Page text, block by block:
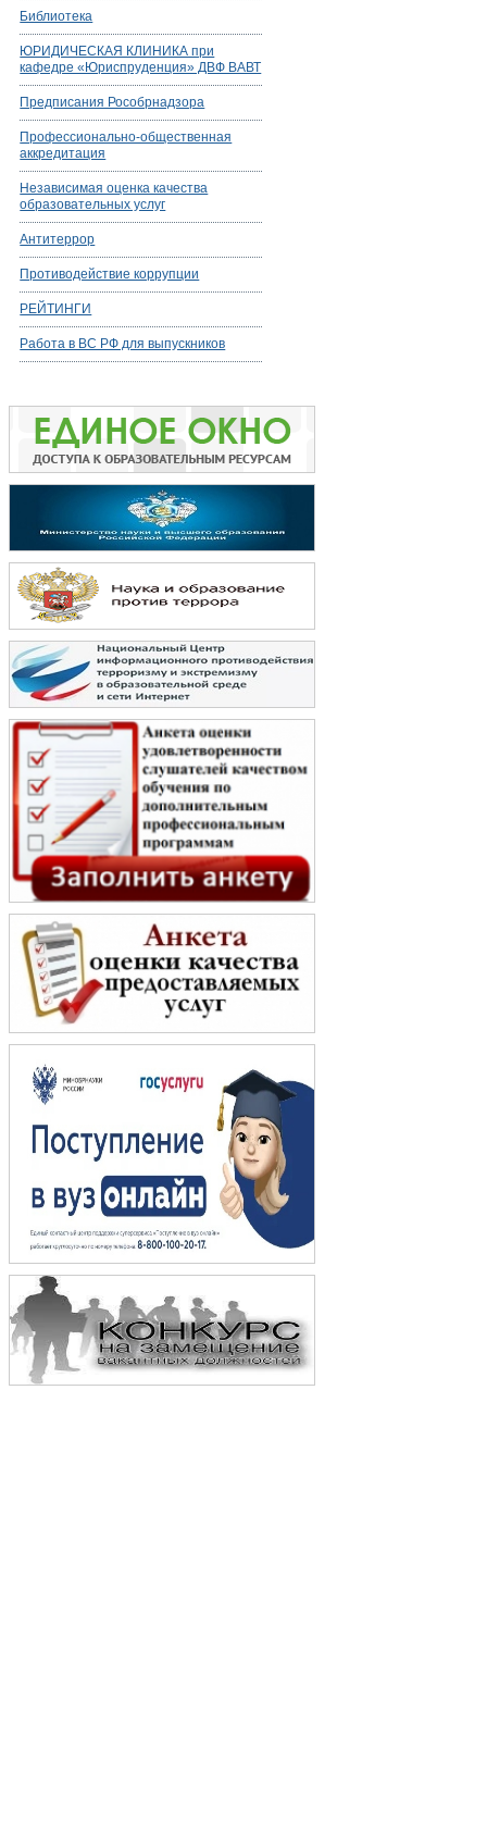
Библиотека
ЮРИДИЧЕСКАЯ КЛИНИКА при
кафедре «Юриспруденция» ДВФ ВАВТ
Предписания Рособрнадзора
Профессионально-общественная
аккредитация
Независимая оценка качества
образовательных услуг
Антитеррор
Противодействие коррупции
РЕЙТИНГИ
Работа в ВС РФ для выпускников